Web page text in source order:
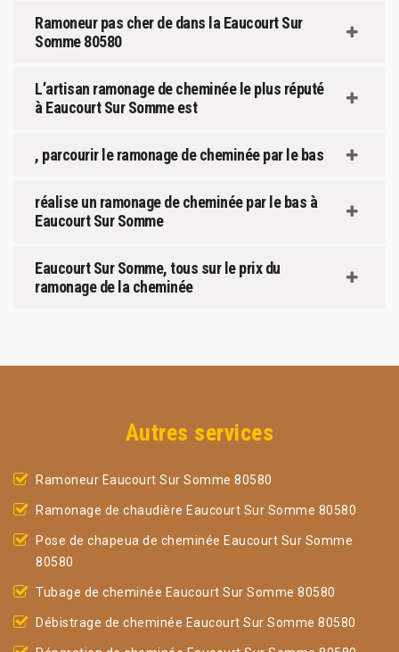
Ramoneur pas cher de dans la Eaucourt Sur
Somme 80580
L’artisan ramonage de cheminée le plus réputé
à Eaucourt Sur Somme est
, parcourir le ramonage de cheminée par le bas
réalise un ramonage de cheminée par le bas à
Eaucourt Sur Somme
Eaucourt Sur Somme, tous sur le prix du
ramonage de la cheminée
Autres services
Ramoneur Eaucourt Sur Somme 80580
Ramonage de chaudière Eaucourt Sur Somme 80580
Pose de chapeua de cheminée Eaucourt Sur Somme
80580
Tubage de cheminée Eaucourt Sur Somme 80580
Débistrage de cheminée Eaucourt Sur Somme 80580